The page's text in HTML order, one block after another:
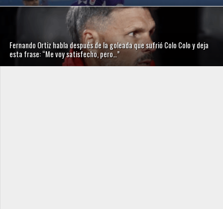
Fernando Ortiz habla después de la goleada que sufrió Colo Colo y deja
esta frase: “Me voy satisfecho, pero…”